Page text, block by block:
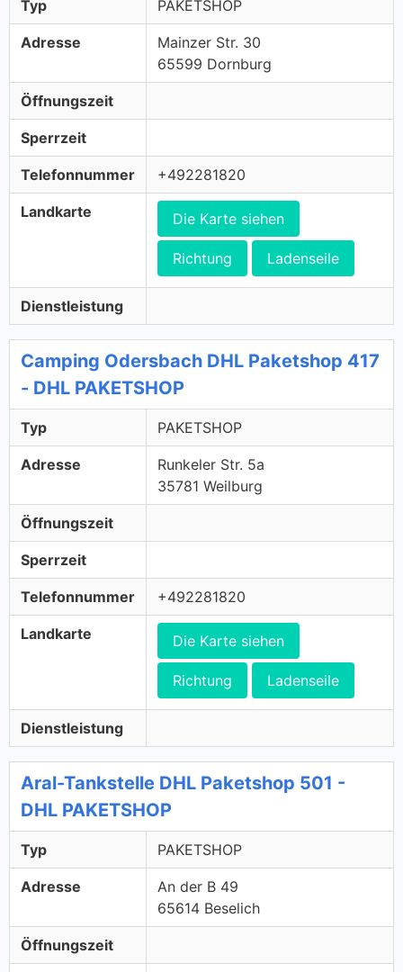
Typ PAKETSHOP
Adresse
Mainzer Str. 30
65599 Dornburg
Öffnungszeit
Sperrzeit
Telefonnummer +492281820
Landkarte Die Karte siehen
Richtung Ladenseile
Dienstleistung
Camping Odersbach DHL Paketshop 417
- DHL PAKETSHOP
Typ PAKETSHOP
Adresse
Runkeler Str. 5a
35781 Weilburg
Öffnungszeit
Sperrzeit
Telefonnummer +492281820
Landkarte Die Karte siehen
Richtung Ladenseile
Dienstleistung
Aral-Tankstelle DHL Paketshop 501 -
DHL PAKETSHOP
Typ PAKETSHOP
Adresse
An der B 49
65614 Beselich
Öffnungszeit